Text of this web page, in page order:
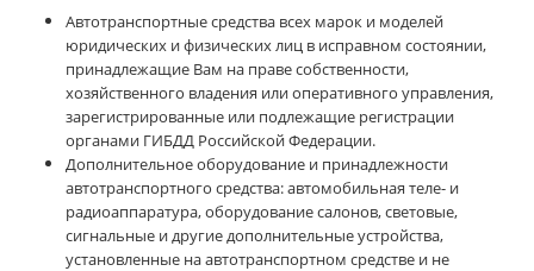
Автотранспортные средства всех марок и моделей
юридических и физических лиц в исправном состоянии,
принадлежащие Вам на праве собственности,
хозяйственного владения или оперативного управления,
зарегистрированные или подлежащие регистрации
органами ГИБДД Российской Федерации.
Дополнительное оборудование и принадлежности
автотранспортного средства: автомобильная теле- и
радиоаппаратура, оборудование салонов, световые,
сигнальные и другие дополнительные устройства,
установленные на автотранспортном средстве и не